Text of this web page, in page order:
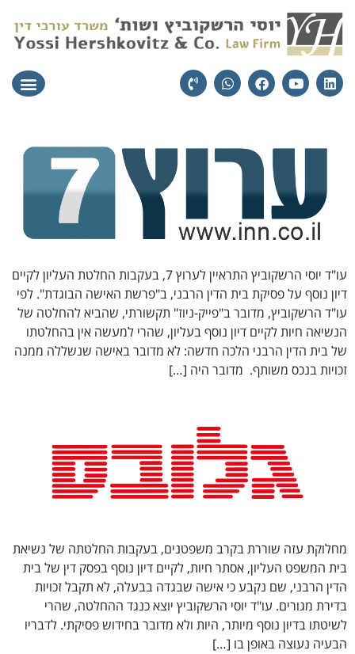
עו"ד יוסי הרשקוביץ התראיין לערוץ 7, בעקבות החלטת העליון לקיים
דיון נוסף על פסיקת בית הדין הרבני, ב"פרשת האישה הבוגדת". לפי
עו"ד הרשקוביץ, מדובר ב"פייק-ניוז" תקשורתי, שהביא להחלטה של
הנשיאה חיות לקיים דיון נוסף בעליון, שהרי למעשה אין בהחלטתו
של בית הדין הרבני הלכה חדשה: לא מדובר באישה שנשללה ממנה
זכויות בנכס משותף. מדובר היה […]
מחלוקת עזה שוררת בקרב משפטנים, בעקבות החלטתה של נשיאת
בית המשפט העליון, אסתר חיות, לקיים דיון נוסף בפסק דין של בית
הדין הרבני, שם נקבע כי אישה שבגדה בבעלה, לא תקבל זכויות
בדירת מגורים. עו"ד יוסי הרשקוביץ יוצא כנגד ההחלטה, שהרי
לשיטתו בדיון נוסף מיותר, היות ולא מדובר בחידוש פסיקתי. לדבריו
הבעיה נעוצה באופן בו […]